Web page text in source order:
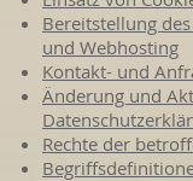
Bereitstellung
und Webhosting
Kontakt- und
Änderung und
Rechte der